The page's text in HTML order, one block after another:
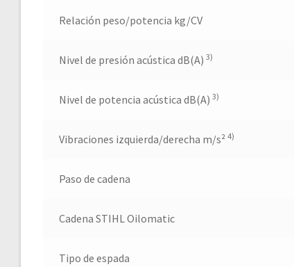
Relación peso/potencia kg/CV
Nivel de presión acústica dB(A) 3)
Nivel de potencia acústica dB(A) 3)
Vibraciones izquierda/derecha m/s² 4)
Paso de cadena
Cadena STIHL Oilomatic
Tipo de espada